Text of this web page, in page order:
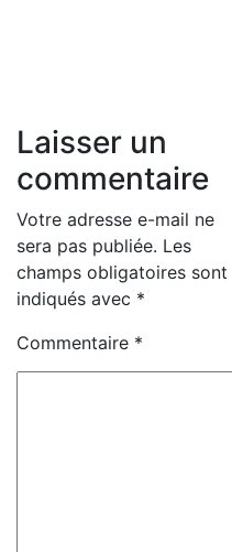
Laisser un
commentaire
Votre adresse e-mail ne
sera pas publiée. Les
champs obligatoires sont
indiqués avec *
Commentaire *